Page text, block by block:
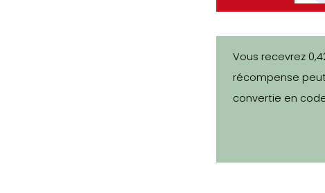
Vous recevrez
récompense
convertie en